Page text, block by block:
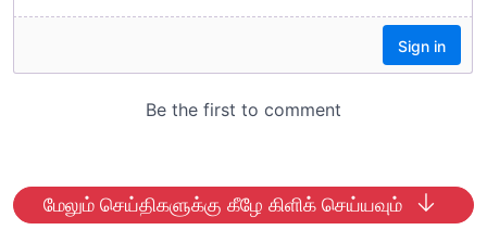
மேலும் செய்திகளுக்கு கீழே கிளிக் செய்யவும்